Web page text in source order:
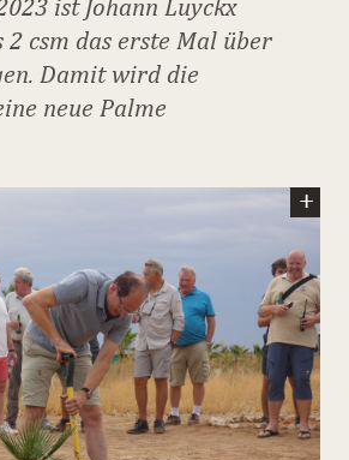
ist Johann Luyckx
2 csm das erste Mal über
Damit wird die
neue Palme